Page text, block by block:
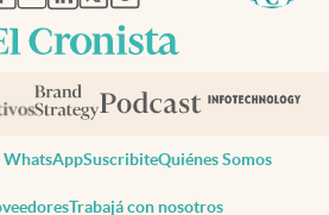
WhatsAppSuscribiteQuiénes Somos
Trabajá con nosotros